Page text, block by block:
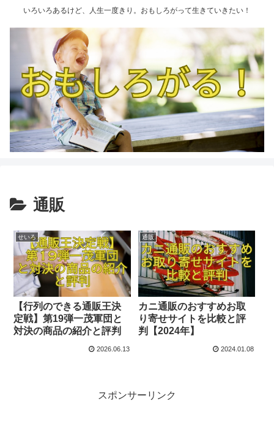
いろいろあるけど、人生一度きり。おもしろがって生きていきたい！
通販
せいろ
【行列のできる通販王決
定戦】第19弾一茂軍団と
対決の商品の紹介と評判
2026.06.13
通販
カニ通販のおすすめお取
り寄せサイトを比較と評
判【2024年】
2024.01.08
スポンサーリンク